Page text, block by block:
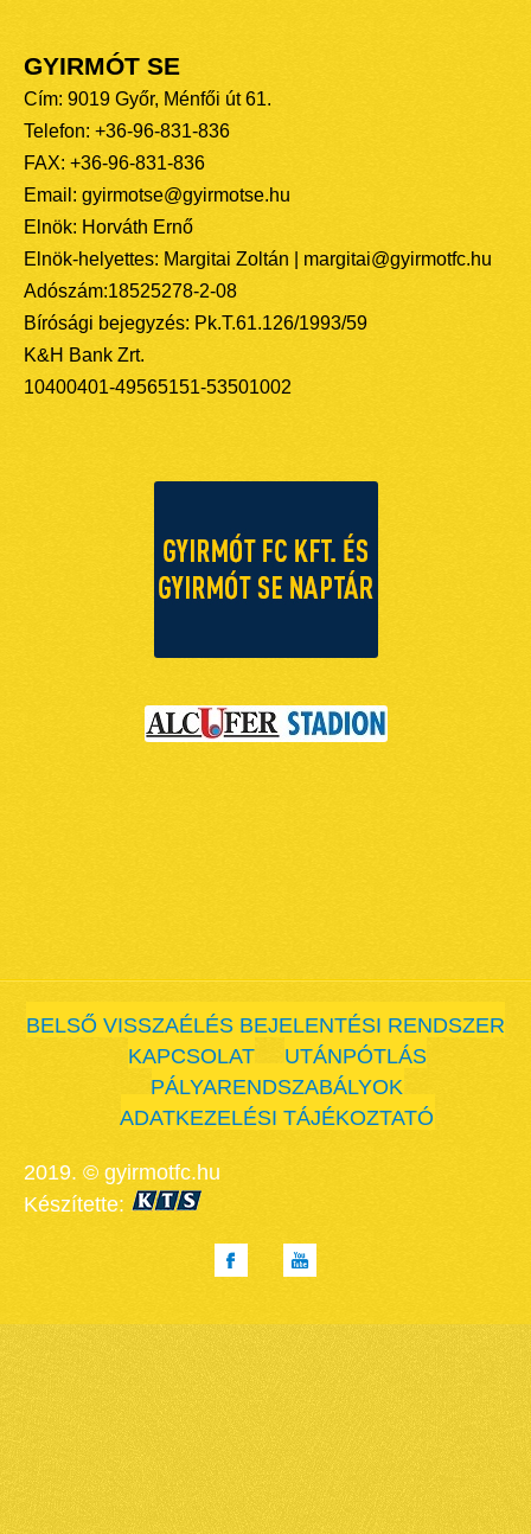
GYIRMÓT SE
Cím: 9019 Győr, Ménfői út 61.
Telefon: +36-96-831-836
FAX: +36-96-831-836
Email: gyirmotse@gyirmotse.hu
Elnök: Horváth Ernő
Elnök-helyettes: Margitai Zoltán | margitai@gyirmotfc.hu
Adószám:18525278-2-08
Bírósági bejegyzés: Pk.T.61.126/1993/59
K&H Bank Zrt.
10400401-49565151-53501002
BELSŐ VISSZAÉLÉS BEJELENTÉSI RENDSZER
KAPCSOLAT
UTÁNPÓTLÁS
PÁLYARENDSZABÁLYOK
ADATKEZELÉSI TÁJÉKOZTATÓ
2019. © gyirmotfc.hu
Készítette: